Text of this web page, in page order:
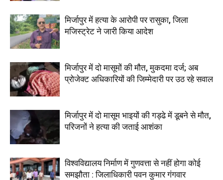
मिर्जापुर में हत्या के आरोपी पर रासुका, जिला
मजिस्ट्रेट ने जारी किया आदेश
मिर्जापुर में दो मासूमों की मौत, मुकदमा दर्ज; अब
प्रोजेक्ट अधिकारियों की जिम्मेदारी पर उठ रहे सवाल
मिर्जापुर में दो मासूम भाइयों की गड्ढे में डूबने से मौत,
परिजनों ने हत्या की जताई आशंका
विश्वविद्यालय निर्माण में गुणवत्ता से नहीं होगा कोई
समझौता : जिलाधिकारी पवन कुमार गंगवार